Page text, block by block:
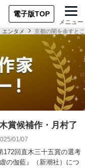
電子版TOP
メニュー
エンタメ 京都の闇を余すと
賞候補作・月村了
01/07
172回直木三十五賞の選考
の伽藍』（新潮社）につ